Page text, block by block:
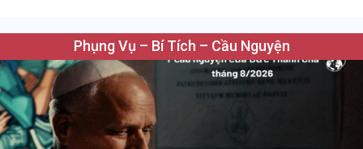
Phụng Vụ – Bí Tích – Cầu Nguyện